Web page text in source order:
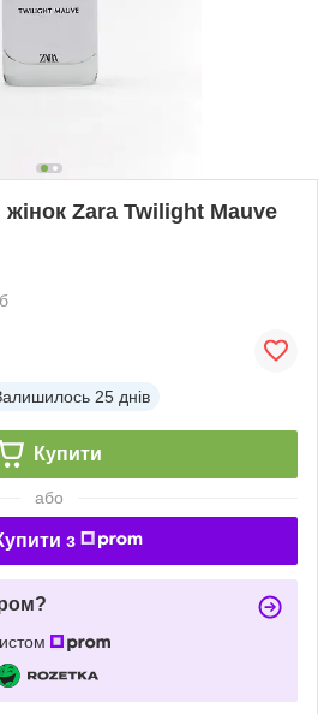
Zara Twilight Mauve
25 днів
Купити
або
з